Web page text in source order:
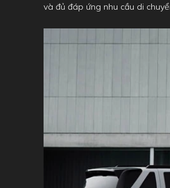
và đủ đáp ứng nhu cầu di